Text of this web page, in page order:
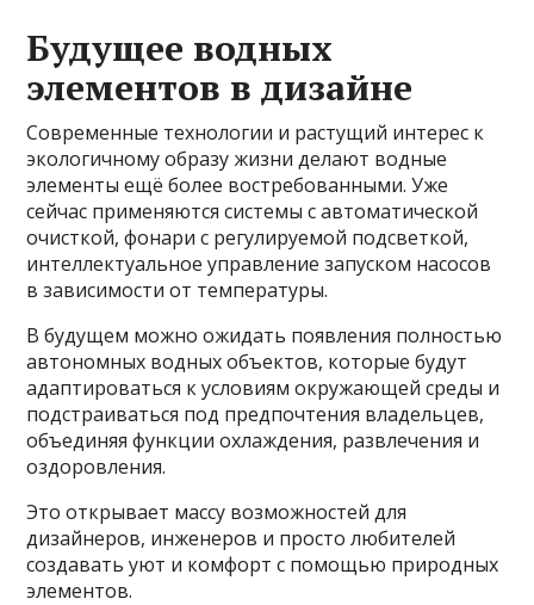
Будущее водных
элементов в дизайне
Современные технологии и растущий интерес к
экологичному образу жизни делают водные
элементы ещё более востребованными. Уже
сейчас применяются системы с автоматической
очисткой, фонари с регулируемой подсветкой,
интеллектуальное управление запуском насосов
в зависимости от температуры.
В будущем можно ожидать появления полностью
автономных водных объектов, которые будут
адаптироваться к условиям окружающей среды и
подстраиваться под предпочтения владельцев,
объединяя функции охлаждения, развлечения и
оздоровления.
Это открывает массу возможностей для
дизайнеров, инженеров и просто любителей
создавать уют и комфорт с помощью природных
элементов.